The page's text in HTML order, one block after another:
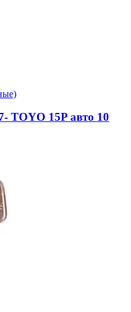
TOYO 15P авто 10